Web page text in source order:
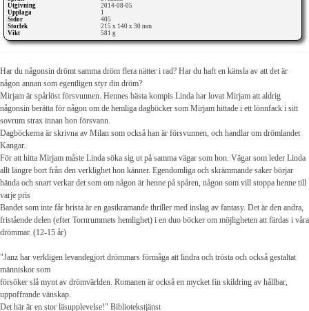
Utgivning
2014-08-05
Upplaga
1
Sidor
405
Storlek
215 x 140 x 30 mm
Vikt
581 g
Har du någonsin drömt samma dröm flera nätter i rad? Har du haft en känsla av att det är
någon annan som egentligen styr din dröm?
Mirjam är spårlöst försvunnen. Hennes bästa kompis Linda har lovat Mirjam att aldrig
någonsin berätta för någon om de hemliga dagböcker som Mirjam hittade i ett lönnfack i sitt
sovrum strax innan hon försvann.
Dagböckerna är skrivna av Milan som också han är försvunnen, och handlar om drömlandet
Kangar.
För att hitta Mirjam måste Linda söka sig ut på samma vägar som hon. Vägar som leder Linda
allt längre bort från den verklighet hon känner. Egendomliga och skrämmande saker börjar
hända och snart verkar det som om någon är henne på spåren, någon som vill stoppa henne till
varje pris
Bandet som inte får brista är en gastkramande thriller med inslag av fantasy. Det är den andra,
fristående delen (efter Tornrummets hemlighet) i en duo böcker om möjligheten att färdas i våra
drömmar. (12-15 år)
"Janz har verkligen levandegjort drömmars förmåga att lindra och trösta och också gestaltat
människor som
försöker slå mynt av drömvärlden. Romanen är också en mycket fin skildring av hållbar,
uppoffrande vänskap.
Det här är en stor läsupplevelse!" Bibliotekstjänst